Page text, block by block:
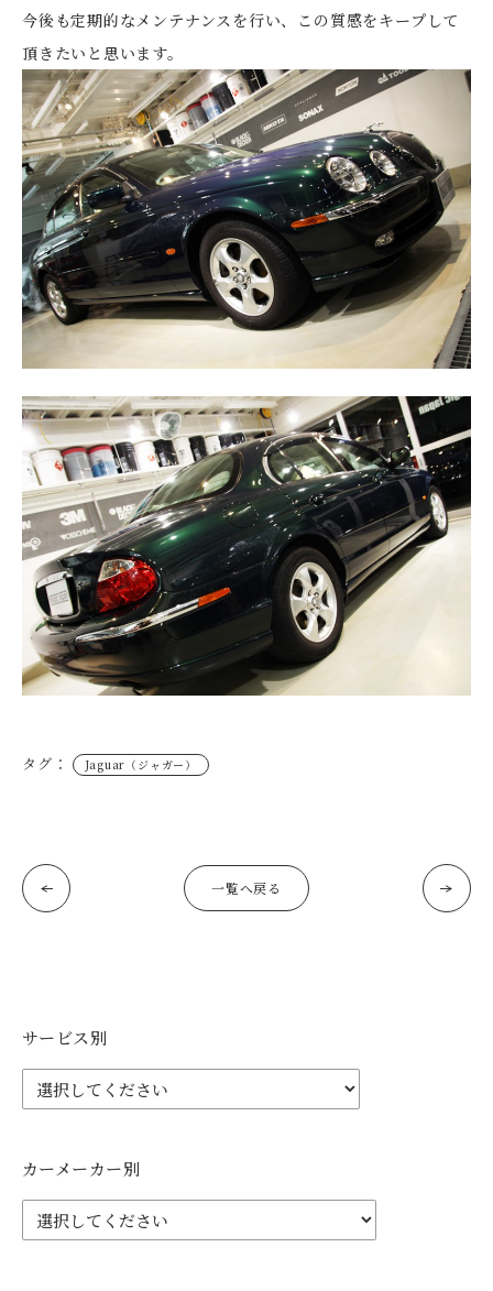
今後も定期的なメンテナンスを行い、この質感をキープして
頂きたいと思います。
タグ： Jaguar（ジャガー）
一覧へ戻る
サービス別
カーメーカー別